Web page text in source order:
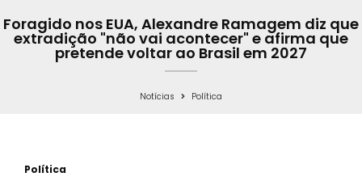
o
o
e
r
g
r
a
m
e
b
e
n
Foragido nos EUA, Alexandre Ramagem diz que
extradição "não vai acontecer" e afirma que
pretende voltar ao Brasil em 2027
Notícias Política
Política